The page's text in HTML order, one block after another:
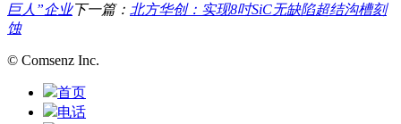
巨人”企业下一篇： 北方华创：实现8吋SiC无缺陷超结沟槽刻
蚀
© Comsenz Inc.
首页
电话